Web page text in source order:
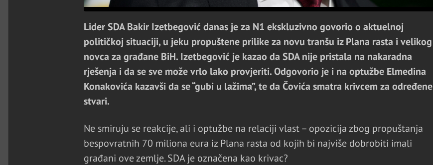
Lider SDA Bakir Izetbegović danas je za N1 ekskluzivno govorio o aktuelnoj
političkoj situaciji, u jeku propuštene prilike za novu tranšu iz Plana rasta i velikog
novca za građane BiH. Izetbegović je kazao da SDA nije pristala na nakaradna
rješenja i da se sve može vrlo lako provjeriti. Odgovorio je i na optužbe Elmedina
Konakovića kazavši da se “gubi u lažima”, te da Čovića smatra krivcem za određene
stvari.
Ne smiruju se reakcije, ali i optužbe na relaciji vlast – opozicija zbog propuštanja
bespovratnih 70 miliona eura iz Plana rasta od kojih bi najviše dobrobiti imali
građani ove zemlje. SDA je označena kao krivac?